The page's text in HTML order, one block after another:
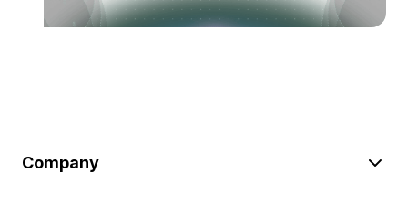
Company